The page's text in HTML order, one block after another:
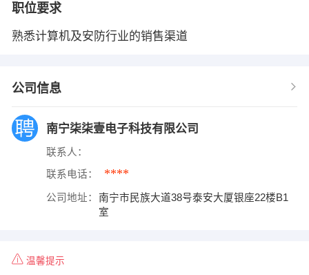
职位要求
熟悉计算机及安防行业的销售渠道
公司信息
南宁柒柒壹电子科技有限公司
联系人：
联系电话： ****
公司地址：
南宁市民族大道38号泰安大厦银座22楼B1
室
温馨提示